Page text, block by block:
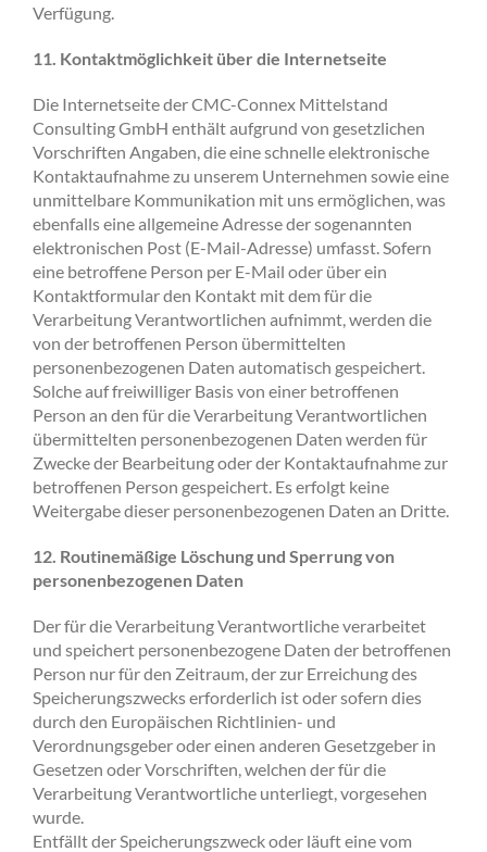
Verfügung.
11. Kontaktmöglichkeit über die Internetseite
Die Internetseite der CMC-Connex Mittelstand
Consulting GmbH enthält aufgrund von gesetzlichen
Vorschriften Angaben, die eine schnelle elektronische
Kontaktaufnahme zu unserem Unternehmen sowie eine
unmittelbare Kommunikation mit uns ermöglichen, was
ebenfalls eine allgemeine Adresse der sogenannten
elektronischen Post (E-Mail-Adresse) umfasst. Sofern
eine betroffene Person per E-Mail oder über ein
Kontaktformular den Kontakt mit dem für die
Verarbeitung Verantwortlichen aufnimmt, werden die
von der betroffenen Person übermittelten
personenbezogenen Daten automatisch gespeichert.
Solche auf freiwilliger Basis von einer betroffenen
Person an den für die Verarbeitung Verantwortlichen
übermittelten personenbezogenen Daten werden für
Zwecke der Bearbeitung oder der Kontaktaufnahme zur
betroffenen Person gespeichert. Es erfolgt keine
Weitergabe dieser personenbezogenen Daten an Dritte.
12. Routinemäßige Löschung und Sperrung von
personenbezogenen Daten
Der für die Verarbeitung Verantwortliche verarbeitet
und speichert personenbezogene Daten der betroffenen
Person nur für den Zeitraum, der zur Erreichung des
Speicherungszwecks erforderlich ist oder sofern dies
durch den Europäischen Richtlinien- und
Verordnungsgeber oder einen anderen Gesetzgeber in
Gesetzen oder Vorschriften, welchen der für die
Verarbeitung Verantwortliche unterliegt, vorgesehen
wurde.
Entfällt der Speicherungszweck oder läuft eine vom